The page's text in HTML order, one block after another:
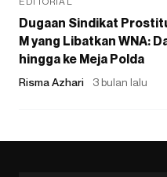
Dugaan Sindikat
M yang Libatkan WNA:
hingga ke Meja Polda
Risma Azhari 3 bulan lalu